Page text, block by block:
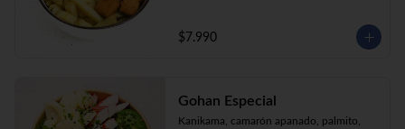
$7.990
Gohan Especial
Kanikama, camarón apanado, palmito,